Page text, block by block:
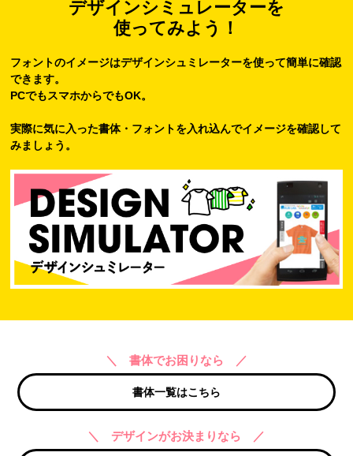
デザインシミュレーターを
使ってみよう！
フォントのイメージはデザインシュミレーターを使って簡単に確認
できます。
PCでもスマホからでもOK。
実際に気に入った書体・フォントを入れ込んでイメージを確認して
みましょう。
＼ 書体でお困りなら ／
書体一覧はこちら
＼ デザインがお決まりなら ／